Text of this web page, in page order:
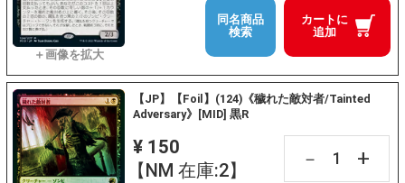
カートに
追加
同名商品
検索
【JP】【Foil】(124)《穢れた敵対者/Tainted
Adversary》[MID] 黒R
¥ 150
【NM 在庫:2】
－ +